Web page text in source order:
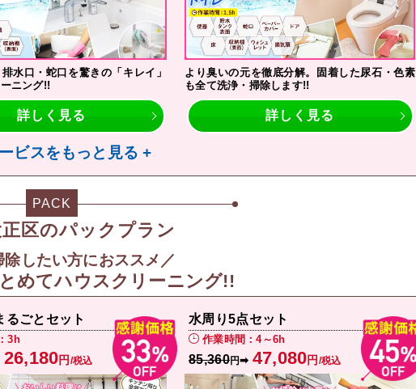
水口・蛇口を驚きの「キレイ」
ニング!!
詳しく見る
より臭いの元を徹底分解。固着した尿石・色素
も全て洗浄・掃除します!!
詳しく見る
ビスをもっと見る +
PACK
区のパックプラン
除したい方におススメ／
めてハウスクリーニング!!
るごとセット
3h
26,180円 /税込
水周り5点セット
作業時間：4～6h
85,360円➡ 47,080円 /税込